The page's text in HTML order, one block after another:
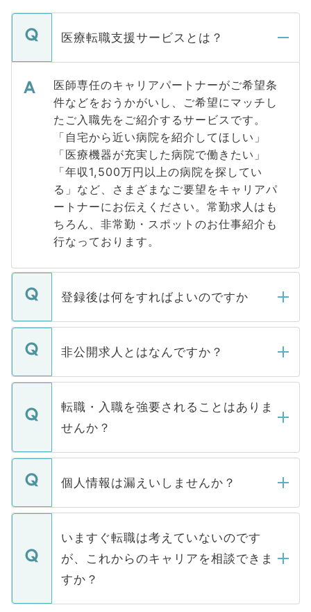
医療転職支援サービスとは？
医師専任のキャリアパートナーがご希望条
件などをおうかがいし、ご希望にマッチし
たご入職先をご紹介するサービスです。
「自宅から近い病院を紹介してほしい」
「医療機器が充実した病院で働きたい」
「年収1,500万円以上の病院を探してい
る」など、さまざまなご要望をキャリアパ
ートナーにお伝えください。常勤求人はも
ちろん、非常勤・スポットのお仕事紹介も
行なっております。
登録後は何をすればよいのですか
ご登録いただきましたら、弊社担当者がご
登録内容を確認し、その後メールもしくは
ます。通常、5営業日以内にはご連絡をせて
いただきますので、しばらくお待ちくださ
非公開求人とはなんですか？
マイナビDOCTORで取り扱っている求人の
うち約3割は、Webサイトからご覧いただ
けない「非公開求人」です。非公開求人は
下記の理由によって、一般には公開してい
ません。
■応募殺到を避けるため 人気のある医療機
関を公にしてしまうと、応募が殺到する場
に、医療機関が求める条件に合った人材の
みを人材紹介会社に依頼するケースが増え
ています。
転職・入職を強要されることはありま
せんか？
転職・入職を強要することは一切ありませ
ん。また、仮に応募先から内定をいただい
定を承諾する必要はありません。内定先へ
の辞退の連絡はキャリアパートナーが行い
個人情報は漏えいしませんか？
個人情報が漏えいすることはありませんの
で、ご安心ください。当サイトからの登録
などで収集したご登録者様の個人情報は、
ご本人のキャリアアップおよび転職活動の
支援を目的に使用いたします。お預かりし
ているすべての個人データはご本人の許可
いますぐ転職は考えていないのです
が、これからのキャリアを相談できま
すか？